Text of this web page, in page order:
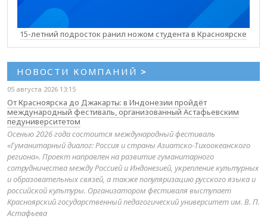
15-летний подросток ранил ножом студента в Красноярске
НОВОСТИ КОМПАНИЙ >
05 августа 2026 13:15
От Красноярска до Джакарты: в Индонезии пройдёт
международный фестиваль, организованный Астафьевским
педуниверситетом
Осенью 2026 года состоится международный фестиваль
«Гуманитарный диалог: Россия и страны Азиатско-Тихоокеанского
региона». Проект направлен на развитие гуманитарного
сотрудничества между Россией и Индонезией, укрепление культурных
и образовательных связей, а также популяризацию русского языка и
российской культуры. Организатором фестиваля выступает
Красноярский государственный педагогический университет им. В. П.
Астафьева